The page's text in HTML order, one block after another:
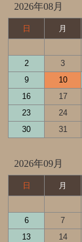
2026年08月
日 月
2
3
9
10
16
17
23
24
30
31
2026年09月
日 月
6
7
13
14